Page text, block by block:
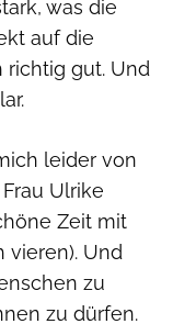
was die
auf die
richtig gut. Und
leider von
Ulrike
Zeit mit
vieren). Und
zu
zu dürfen.